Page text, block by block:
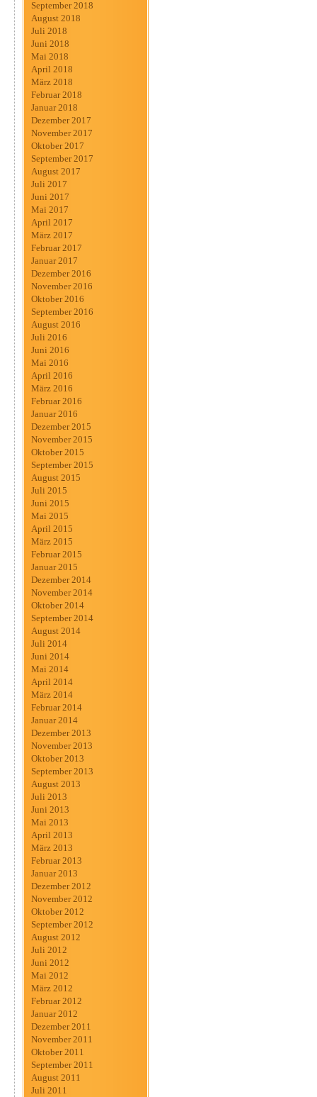
September 2018
August 2018
Juli 2018
Juni 2018
Mai 2018
April 2018
März 2018
Februar 2018
Januar 2018
Dezember 2017
November 2017
Oktober 2017
September 2017
August 2017
Juli 2017
Juni 2017
Mai 2017
April 2017
März 2017
Februar 2017
Januar 2017
Dezember 2016
November 2016
Oktober 2016
September 2016
August 2016
Juli 2016
Juni 2016
Mai 2016
April 2016
März 2016
Februar 2016
Januar 2016
Dezember 2015
November 2015
Oktober 2015
September 2015
August 2015
Juli 2015
Juni 2015
Mai 2015
April 2015
März 2015
Februar 2015
Januar 2015
Dezember 2014
November 2014
Oktober 2014
September 2014
August 2014
Juli 2014
Juni 2014
Mai 2014
April 2014
März 2014
Februar 2014
Januar 2014
Dezember 2013
November 2013
Oktober 2013
September 2013
August 2013
Juli 2013
Juni 2013
Mai 2013
April 2013
März 2013
Februar 2013
Januar 2013
Dezember 2012
November 2012
Oktober 2012
September 2012
August 2012
Juli 2012
Juni 2012
Mai 2012
März 2012
Februar 2012
Januar 2012
Dezember 2011
November 2011
Oktober 2011
September 2011
August 2011
Juli 2011